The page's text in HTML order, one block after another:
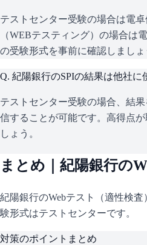
テストセンター受験の場合は電
（WEBテスティング）の場合は
の受験形式を事前に確認しましょ
Q. 紀陽銀行のSPIの結果は他社に
テストセンター受験の場合、結
信することが可能です。高得点
しょう。
まとめ｜ 紀陽銀行の
紀陽銀行のWebテスト（適性検査
験形式はテストセンターです。
対策のポイントまとめ